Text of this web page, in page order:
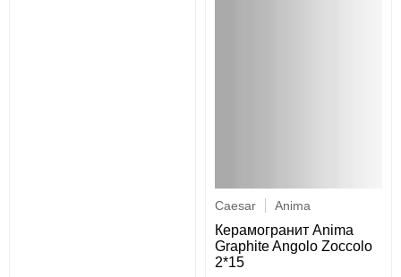
Caesar Anima
Керамогранит Anima
Graphite Angolo Zoccolo
2*15